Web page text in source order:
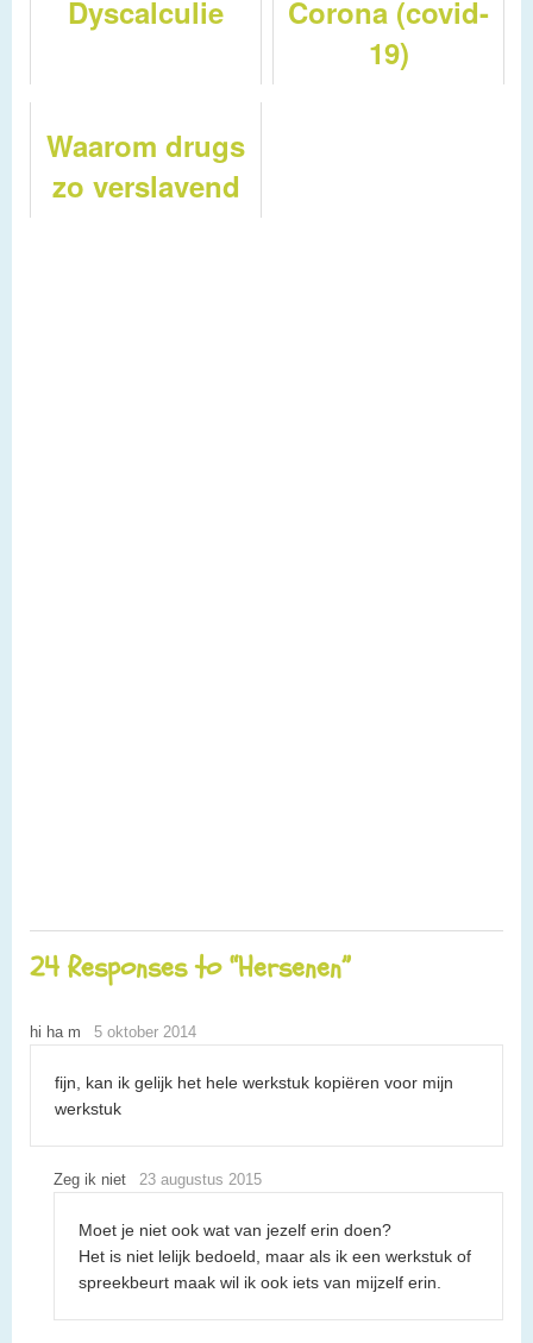
Dyscalculie
Corona (covid-
19)
Waarom drugs
zo verslavend
24 Responses to “Hersenen”
hi ha m 5 oktober 2014
fijn, kan ik gelijk het hele werkstuk kopiëren voor mijn
werkstuk
Zeg ik niet 23 augustus 2015
Moet je niet ook wat van jezelf erin doen?
Het is niet lelijk bedoeld, maar als ik een werkstuk of
spreekbeurt maak wil ik ook iets van mijzelf erin.